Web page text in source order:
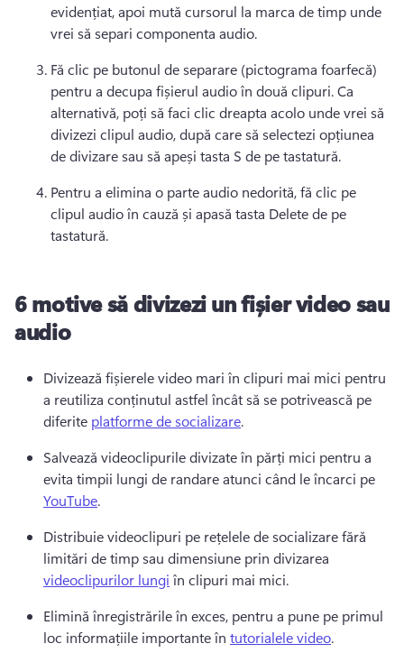
evidențiat, apoi mută cursorul la marca de timp unde
vrei să separi componenta audio.
Fă clic pe butonul de separare (pictograma foarfecă)
pentru a decupa fișierul audio în două clipuri. Ca
alternativă, poți să faci clic dreapta acolo unde vrei să
divizezi clipul audio, după care să selectezi opțiunea
de divizare sau să apeși tasta S de pe tastatură.
Pentru a elimina o parte audio nedorită, fă clic pe
clipul audio în cauză și apasă tasta Delete de pe
tastatură.
6 motive să divizezi un fișier video sau
audio
Divizează fișierele video mari în clipuri mai mici pentru
a reutiliza conținutul astfel încât să se potrivească pe
diferite platforme de socializare.
Salvează videoclipurile divizate în părți mici pentru a
evita timpii lungi de randare atunci când le încarci pe
YouTube.
Distribuie videoclipuri pe rețelele de socializare fără
limitări de timp sau dimensiune prin divizarea
videoclipurilor lungi în clipuri mai mici.
Elimină înregistrările în exces, pentru a pune pe primul
loc informațiile importante în tutorialele video.